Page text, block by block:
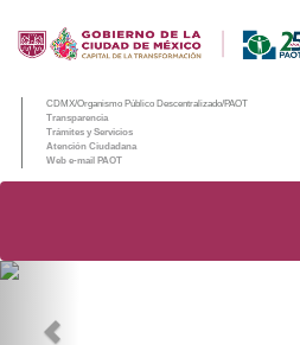
CDMX/Organismo Público Descentralizado/PAOT
Transparencia
Trámites y Servicios
Atención Ciudadana
Web e-mail PAOT